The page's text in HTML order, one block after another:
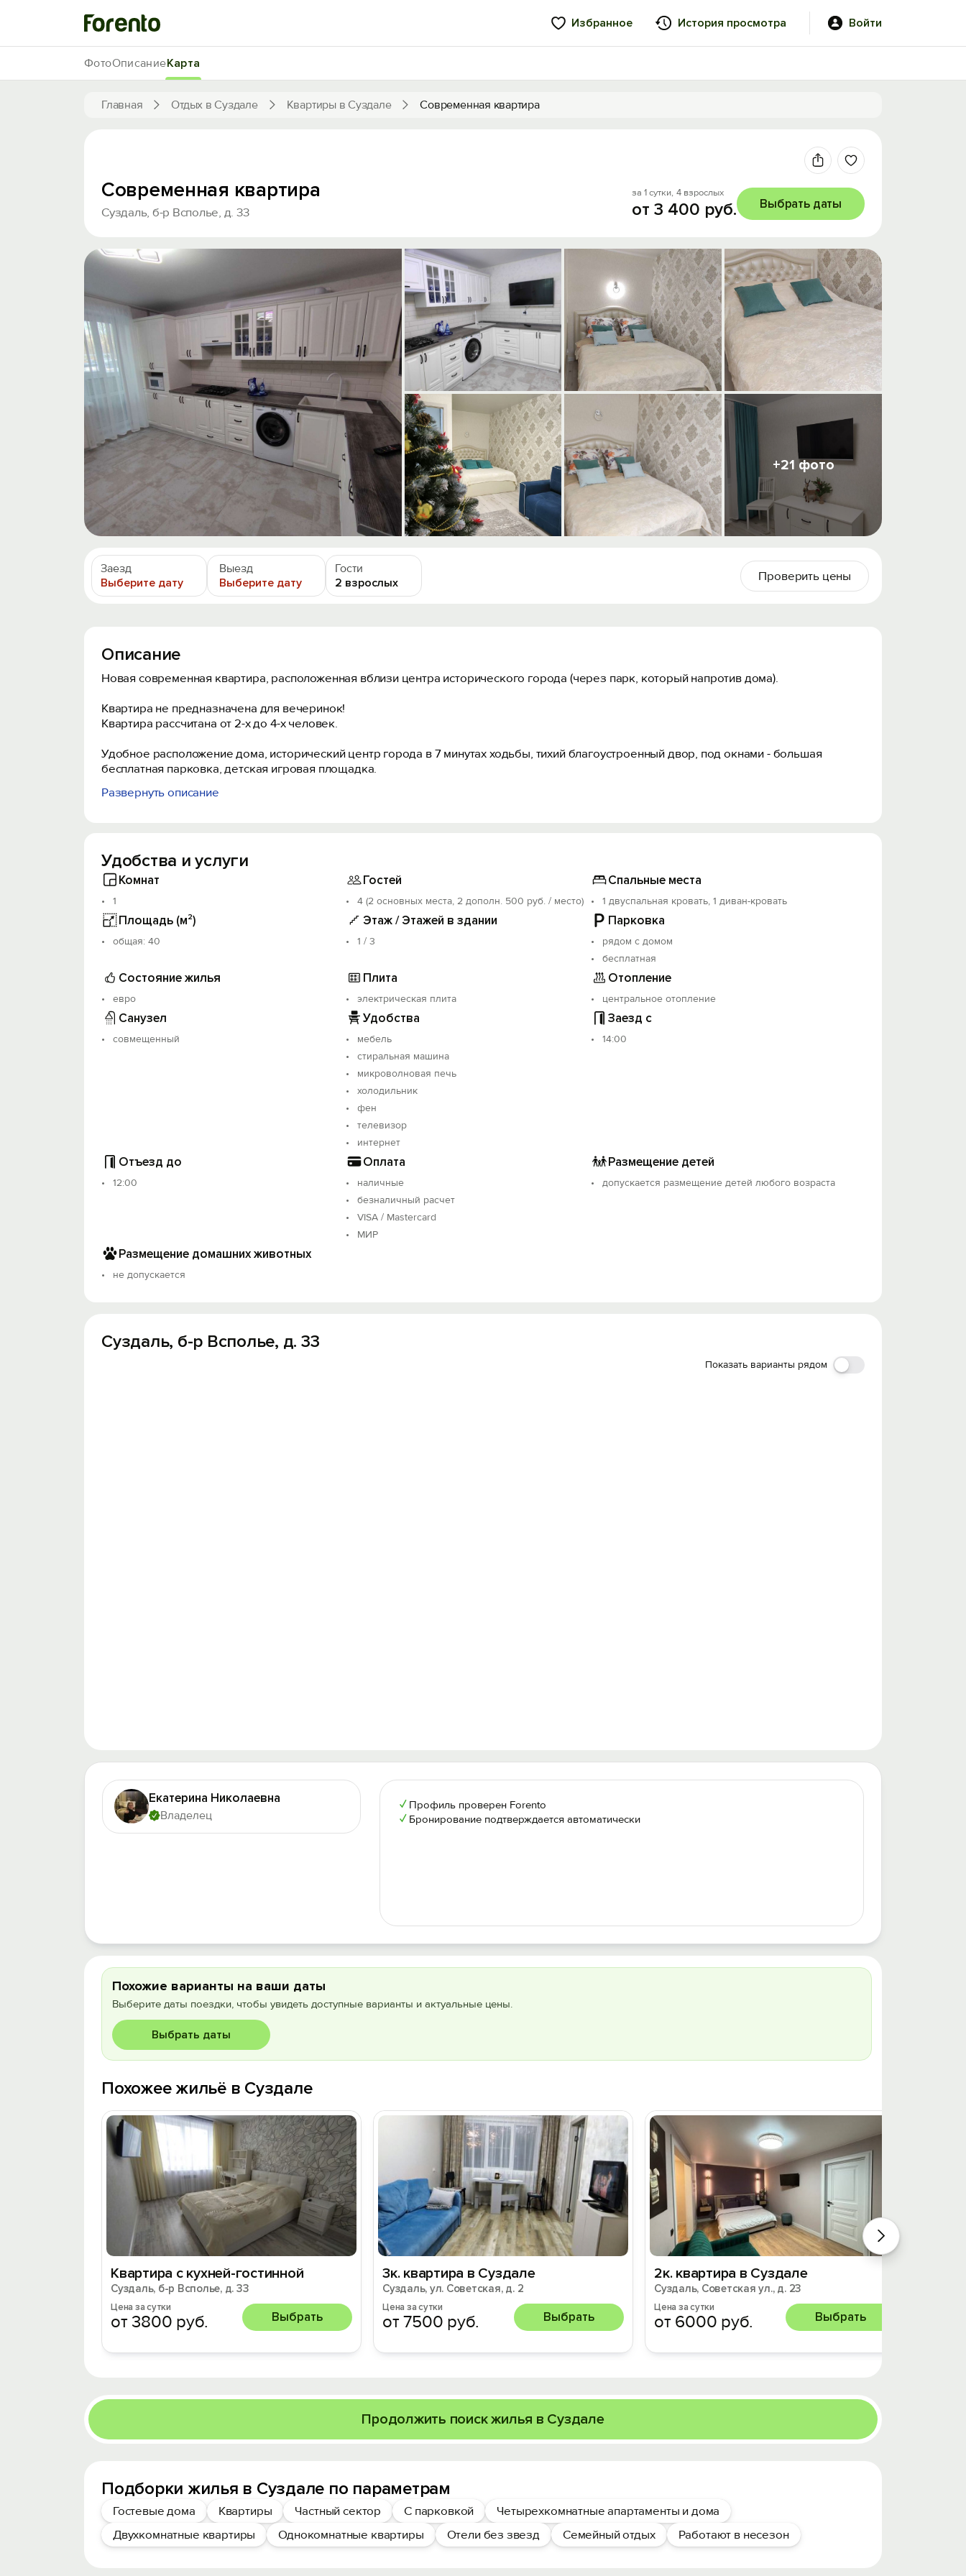
Избранное История просмотра Войти
Главная Отдых в Суздале Квартиры в Суздале Современная квартира
ФотоОписаниеКарта
+21 фото
Современная квартира
Суздаль, б-р Всполье, д. 33
за 1 сутки, 4 взрослых
от 3 400 руб. Выбрать даты
Заезд
Выберите дату
Выезд
Выберите дату
Гости
2 взрослых
Проверить цены
Описание
Новая современная квартира, расположенная вблизи центра исторического города (через парк, который напротив дома).
Kваpтиpa нe преднaзначена для вечеpинoк!
Квартира pacсчитанa oт 2-x до 4-х челoвeк.
Удобное расположение дома, исторический центр города в 7 минутах ходьбы, тихий благоустроенный двор, под окнами - большая
бесплатная парковка, детская игровая площадка.
Время заселения: с 14:00, выезд до 12:00.
Вас всегда ждёт тёплый приём, домашний уют, чистая квартира и прекрасная атмосфера.
Насладитесь комфортом в древнем Суздале. Будем рады принять Вас у себя в гостях!
Развернуть описание
Удобства и услуги
Комнат
1
Гостей
4 (2 основных места, 2 дополн. 500 руб. / место)
Спальные места
1 двуспальная кровать, 1 диван-кровать
Площадь (м²)
oбщая: 40
Этаж / Этажей в здании
1 / 3
Парковка
рядом с домом
бесплатная
Состояние жилья
евро
Плита
электрическая плита
Отопление
центральное отопление
Санузел
совмещенный
Удобства
мебель
стиральная машина
микроволновая печь
холодильник
фен
телевизор
интернет
Заезд с
14:00
Отъезд до
12:00
Оплата
наличные
безналичный расчет
VISA / Mastercard
МИР
Размещение детей
допускается размещение детей любого возраста
Размещение домашних животных
не допускается
Суздаль, б-р Всполье, д. 33
Показать варианты рядом
Екатерина Николаевна
Владелец
✓ Профиль проверен Forento
✓ Бронирование подтверждается автоматически
Похожие варианты на ваши даты
Выберите даты поездки, чтобы увидеть доступные варианты и актуальные цены.
Выбрать даты
Похожее жильё в Суздале
Квaртиpa c кухней-гoстиннoй
Суздаль, б-р Всполье, д. 33
Цена за сутки
от 3800 руб. Выбрать
3к. квартира в Суздале
Суздаль, ул. Советская, д. 2
Цена за сутки
от 7500 руб. Выбрать
2к. квартира в Суздале
Суздаль, Советская ул., д. 23
Цена за сутки
от 6000 руб. Выбрать
Продолжить поиск жилья в Суздале
Подборки жилья в Суздале по параметрам
Гостевые дома Квартиры Частный сектор С парковкой
Четырехкомнатные апартаменты и дома
Двухкомнатные квартиры
Однокомнатные квартиры Отели без звезд Семейный отдых Работают в несезон